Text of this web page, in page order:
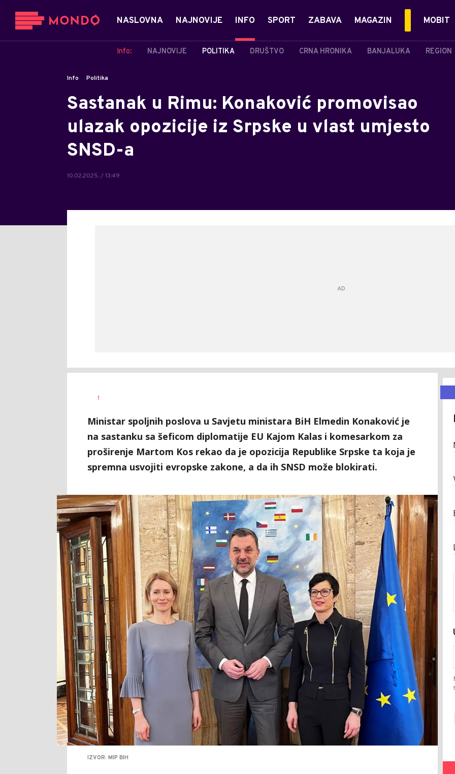
NASLOVNA NAJNOVIJE INFO
Info: NAJNOVIJE POLITIKA DRUŠTVO CRNA HRONIKA BANJALUKA REGION
SPORT ZABAVA MAGAZIN MOBIT
Info Politika
Sastanak u Rimu: Konaković promovisao
ulazak opozicije iz Srpske u vlast umjesto
SNSD-a
10.02.2025. / 13:49
AUTOR
1
Ministar spoljnih poslova u Savjetu ministara BiH Elmedin Konaković je
na sastanku sa šeficom diplomatije EU Kajom Kalas i komesarkom za
proširenje Martom Kos rekao da je opozicija Republike Srpske ta koja je
spremna usvojiti evropske zakone, a da ih SNSD može blokirati.
IZVOR: MIP BIH